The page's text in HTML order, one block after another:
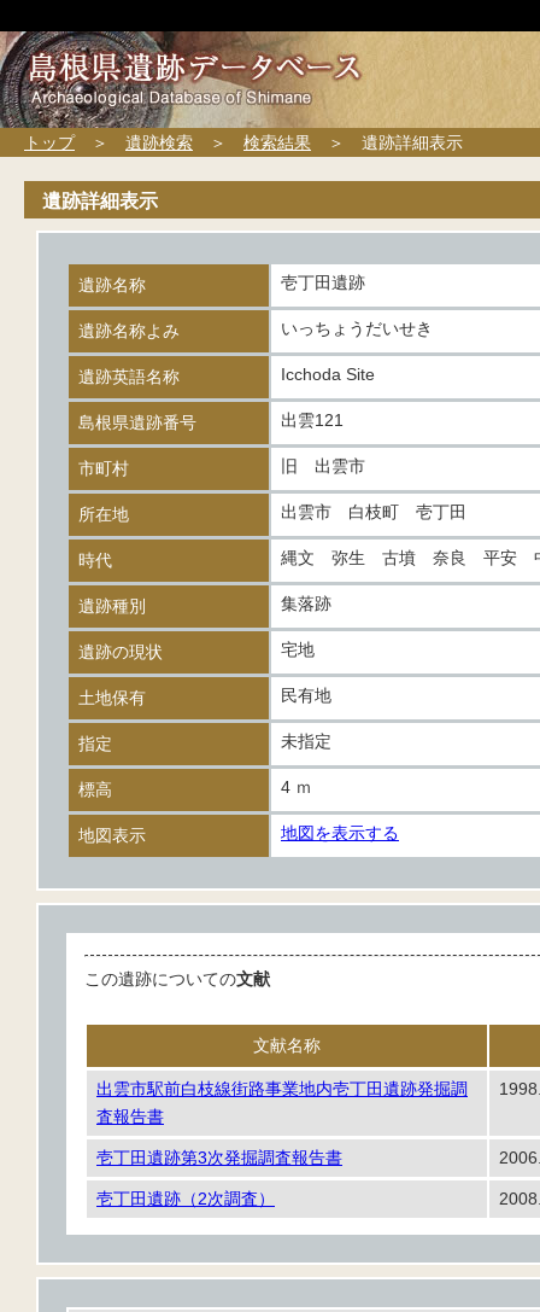
トップ＞ 遺跡検索 ＞ 検索結果 ＞ 遺跡詳細表示
遺跡詳細表示
遺跡名称 壱丁田遺跡
遺跡名称よみ いっちょうだいせき
遺跡英語名称 Icchoda Site
島根県遺跡番号 出雲121
市町村 旧 出雲市
所在地 出雲市 白枝町 壱丁田
時代 縄文 弥生 古墳 奈良 平安
遺跡種別 集落跡
遺跡の現状 宅地
土地保有 民有地
指定 未指定
標高 4 ｍ
地図表示 地図を表示する
この遺跡についての文献
文献名称
出雲市駅前白枝線街路事業地内壱丁田遺跡発掘調
査報告書
壱丁田遺跡第3次発掘調査報告書
壱丁田遺跡（2次調査）